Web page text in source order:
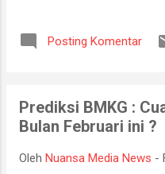
karimah ) di mana
Allah, menjunjung tinggi
tidak bisa
terhadap ujian kehidupan.
dipertahankan sekian lama,
Posting Komentar
Prediksi BMKG :
Bulan Februari ini ?
Oleh Nuansa Media News -